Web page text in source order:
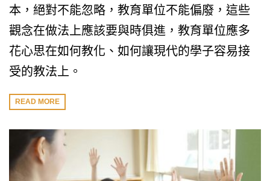
本，絕對不能忽略，教育單位不能偏廢，這些
觀念在做法上應該要與時俱進，教育單位應多
花心思在如何教化、如何讓現代的學子容易接
受的教法上。
READ MORE